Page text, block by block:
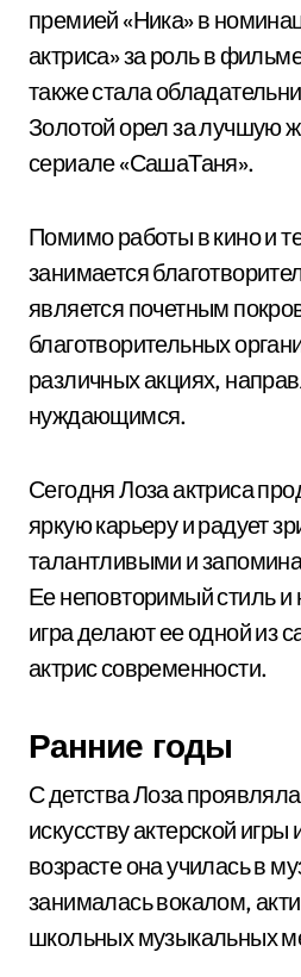
премией «Ника» в
актриса» за роль в
также стала
Золотой орел за лучшую
сериале «СашаТаня».
Помимо работы в кино и
занимается
является почетным
благотворительных
различных акциях,
нуждающимся.
Сегодня Лоза актриса
яркую карьеру и радует
талантливыми и
Ее неповторимый стиль
игра делают ее одной из
актрис современности.
Ранние годы
С детства Лоза
искусству актерской
возрасте она училась в
занималась вокалом,
школьных музыкальных